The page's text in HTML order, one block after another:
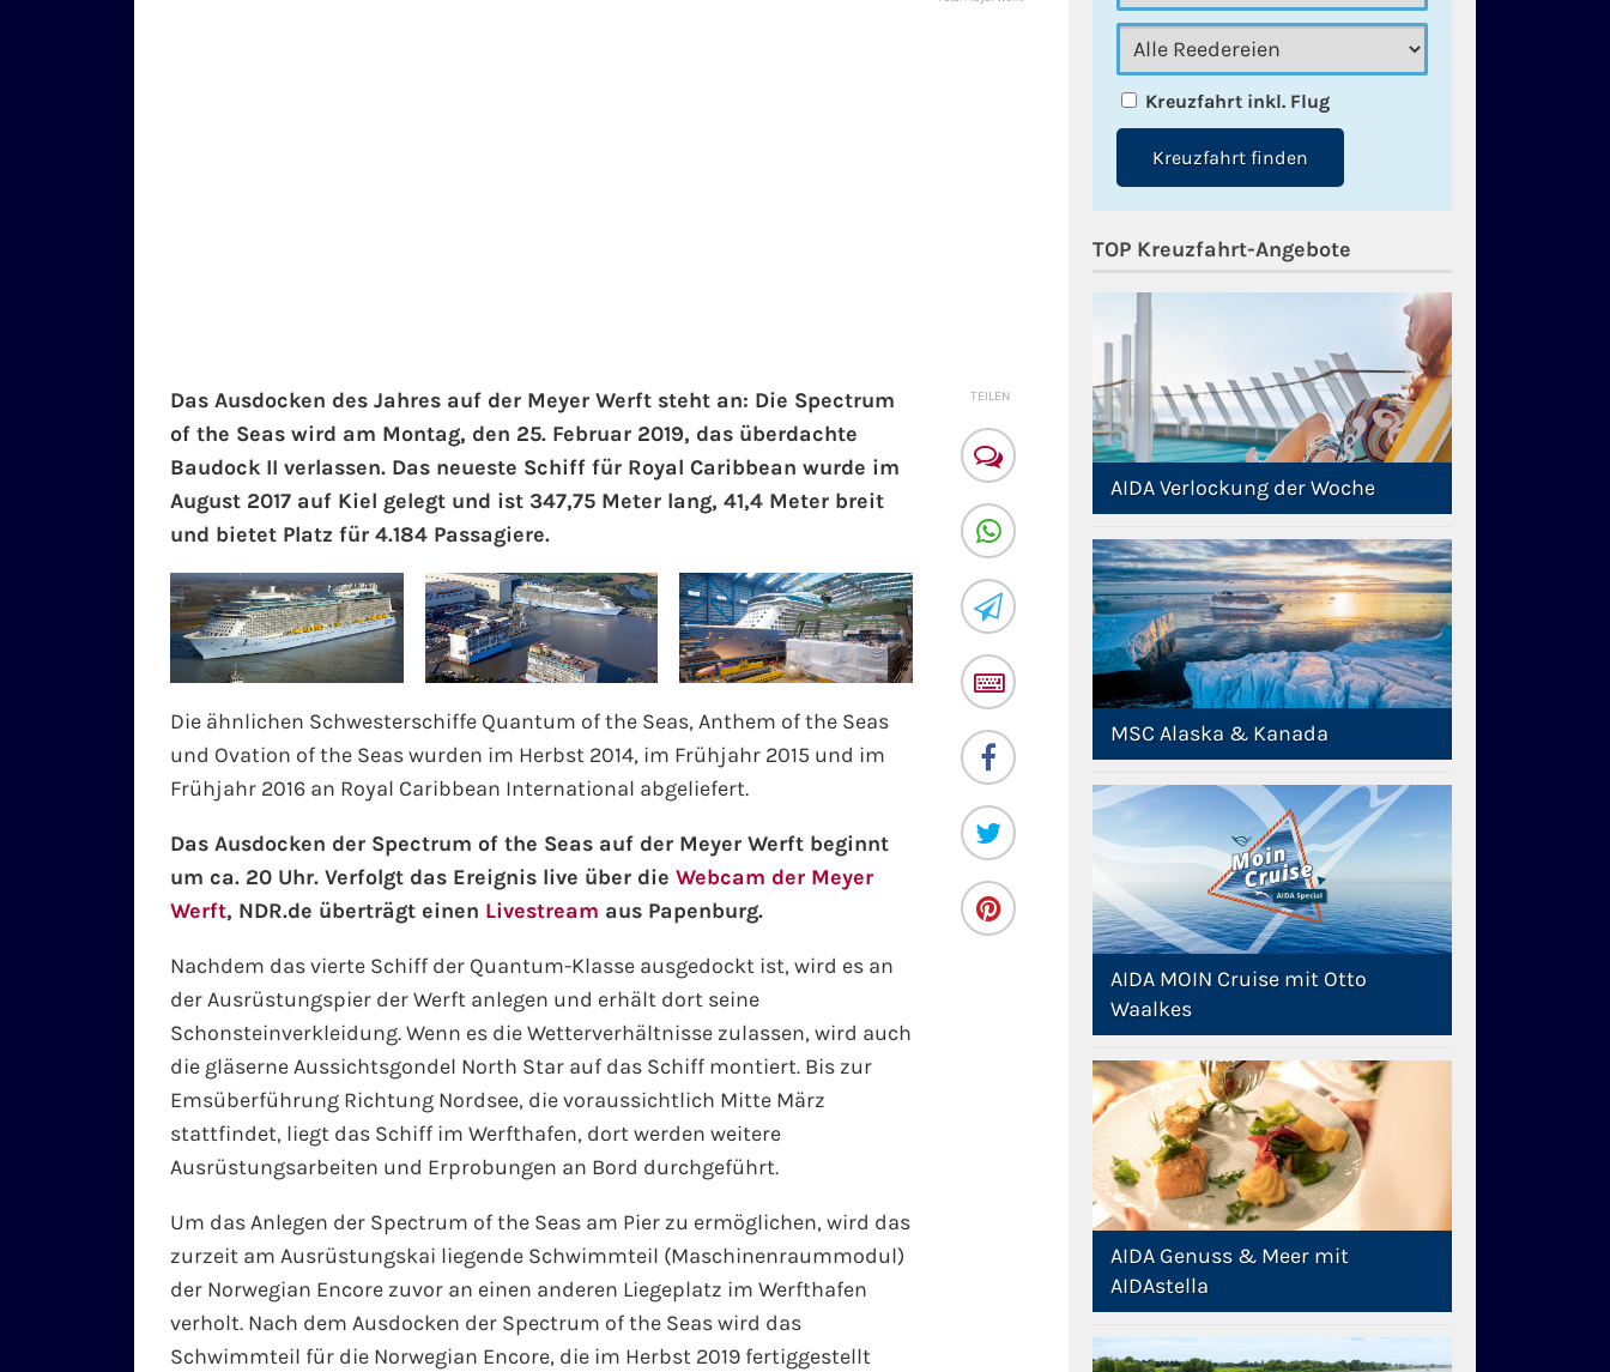
Das Ausdocken des Jahres auf der Meyer Werft steht an: Die Spectrum
of the Seas wird am Montag, den 25. Februar 2019, das überdachte
Baudock II verlassen. Das neueste Schiff für Royal Caribbean wurde im
August 2017 auf Kiel gelegt und ist 347,75 Meter lang, 41,4 Meter breit
und bietet Platz für 4.184 Passagiere.
Die ähnlichen Schwesterschiffe Quantum of the Seas, Anthem of the Seas
und Ovation of the Seas wurden im Herbst 2014, im Frühjahr 2015 und im
Frühjahr 2016 an Royal Caribbean International abgeliefert.
Das Ausdocken der Spectrum of the Seas auf der Meyer Werft beginnt
um ca. 20 Uhr. Verfolgt das Ereignis live über die Webcam der Meyer
Werft, NDR.de überträgt einen Livestream aus Papenburg.
Nachdem das vierte Schiff der Quantum-Klasse ausgedockt ist, wird es an
der Ausrüstungspier der Werft anlegen und erhält dort seine
Schonsteinverkleidung. Wenn es die Wetterverhältnisse zulassen, wird auch
die gläserne Aussichtsgondel North Star auf das Schiff montiert. Bis zur
Emsüberführung Richtung Nordsee, die voraussichtlich Mitte März
stattfindet, liegt das Schiff im Werfthafen, dort werden weitere
Ausrüstungsarbeiten und Erprobungen an Bord durchgeführt.
Um das Anlegen der Spectrum of the Seas am Pier zu ermöglichen, wird das
zurzeit am Ausrüstungskai liegende Schwimmteil (Maschinenraummodul)
der Norwegian Encore zuvor an einen anderen Liegeplatz im Werfthafen
verholt. Nach dem Ausdocken der Spectrum of the Seas wird das
Schwimmteil für die Norwegian Encore, die im Herbst 2019 fertiggestellt
TEILEN
Kreuzfahrt inkl. Flug
Kreuzfahrt finden
TOP Kreuzfahrt-Angebote
AIDA Verlockung der Woche
MSC Alaska & Kanada
AIDA MOIN Cruise mit Otto
Waalkes
AIDA Genuss & Meer mit
AIDAstella